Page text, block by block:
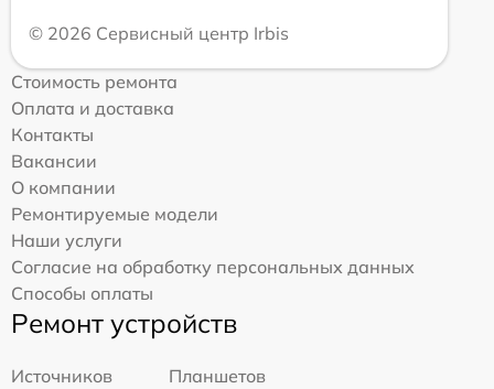
© 2026 Сервисный центр Irbis
Стоимость ремонта
Оплата и доставка
Контакты
Вакансии
О компании
Ремонтируемые модели
Наши услуги
Согласие на обработку персональных данных
Способы оплаты
Ремонт устройств
Источников
Планшетов